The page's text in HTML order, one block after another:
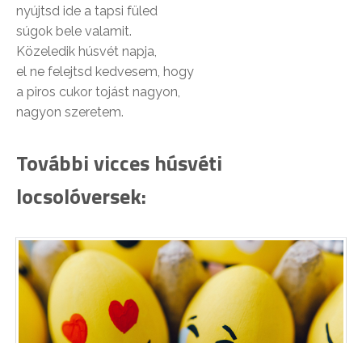
nyújtsd ide a tapsi füled
súgok bele valamit.
Közeledik húsvét napja,
el ne felejtsd kedvesem, hogy
a piros cukor tojást nagyon,
nagyon szeretem.
További vicces húsvéti
locsolóversek: